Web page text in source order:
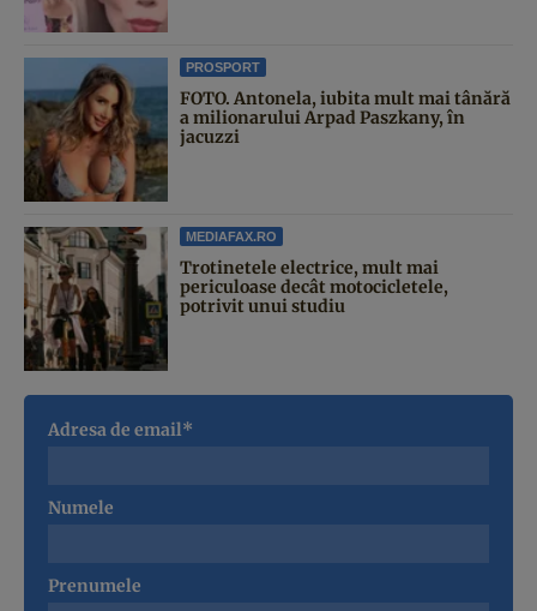
PROSPORT
FOTO. Antonela, iubita mult mai tânără
a milionarului Arpad Paszkany, în
jacuzzi
MEDIAFAX.RO
Trotinetele electrice, mult mai
periculoase decât motocicletele,
potrivit unui studiu
Adresa de email*
Numele
Prenumele